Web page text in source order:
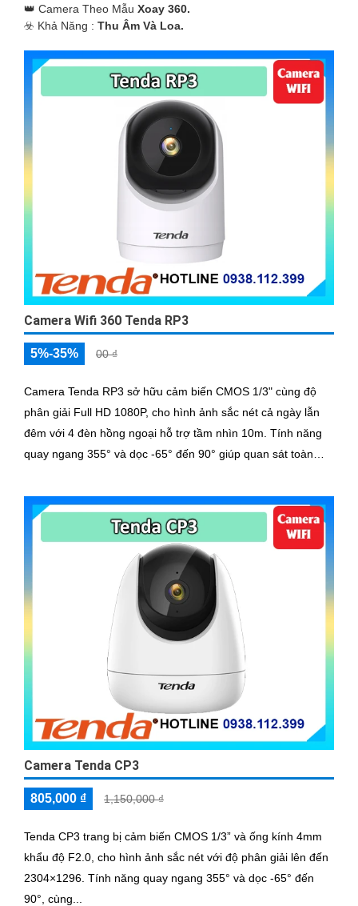
👑 Camera Theo Mẫu Xoay 360.
️☣️ Khả Năng : Thu Âm Và Loa.
Camera Wifi 360 Tenda RP3
5%-35% 00 ₫
Camera Tenda RP3 sở hữu cảm biến CMOS 1/3" cùng độ
phân giải Full HD 1080P, cho hình ảnh sắc nét cả ngày lẫn
đêm với 4 đèn hồng ngoại hỗ trợ tầm nhìn 10m. Tính năng
quay ngang 355° và dọc -65° đến 90° giúp quan sát toàn
chuyển động thông minh
Camera Tenda CP3
805,000 ₫ 1,150,000 ₫
Tenda CP3 trang bị cảm biến CMOS 1/3” và ống kính 4mm
khẩu độ F2.0, cho hình ảnh sắc nét với độ phân giải lên đến
2304×1296. Tính năng quay ngang 355° và dọc -65° đến
90°, cùng...